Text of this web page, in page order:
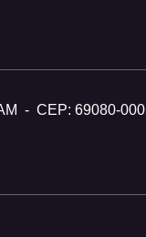
- CEP: 69080-000